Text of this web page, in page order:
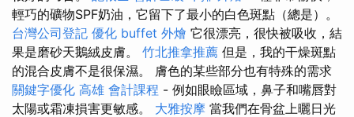
輕巧的礦物SPF奶油，它留下了最小的白色斑點（總是）。
台灣公司登記 優化 buffet 外燴 它很漂亮，很快被吸收，結
果是磨砂天鵝絨皮膚。 竹北推拿推薦 但是，我的干燥斑點
的混合皮膚不是很保濕。 膚色的某些部分也有特殊的需求
關鍵字優化 高雄 會計課程 - 例如眼瞼區域，鼻子和嘴唇對
太陽或霜凍損害更敏感。 大雅按摩 當我們在骨盆上曬日光